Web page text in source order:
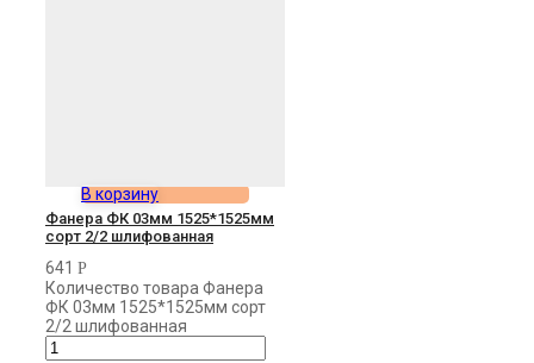
В корзину
Фанера ФК 03мм 1525*1525мм
сорт 2/2 шлифованная
641 Р
Количество товара Фанера
ФК 03мм 1525*1525мм сорт
2/2 шлифованная